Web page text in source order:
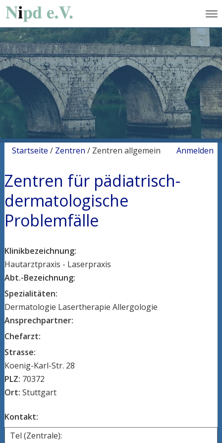
Startseite / Zentren / Zentren allgemein Anmelden
Zentren für pädiatrisch-
dermatologische
Problemfälle
Klinikbezeichnung:
Hautarztpraxis - Laserpraxis
Abt.-Bezeichnung:
Spezialitäten:
Dermatologie Lasertherapie Allergologie
Ansprechpartner:
Chefarzt:
Strasse:
Koenig-Karl-Str. 28
PLZ: 70372
Ort: Stuttgart
Kontakt:
Tel (Zentrale):